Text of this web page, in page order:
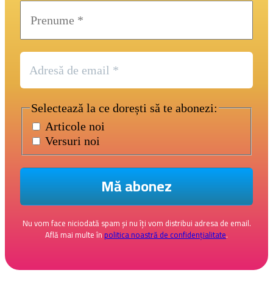
Selectează la ce dorești să te abonezi:
Articole noi
Versuri noi
Nu vom face niciodată spam și nu îți vom distribui adresa de email.
Află mai multe înpolitica noastră de confidențialitate.